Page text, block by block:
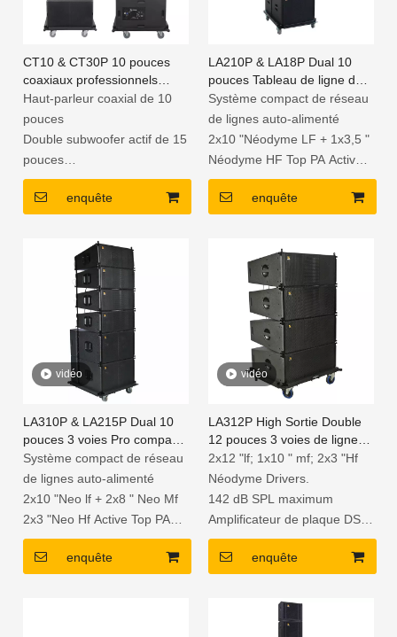
CT10 & CT30P 10 pouces
coaxiaux professionnels
auto-alimentés en ligne de
haut-parleur Système de son
pour les événements
Haut-parleur coaxial de 10
pouces
Double subwoofer actif de 15
pouces
Léger et compact
Amplificateur de plaque DSP
Contreplaqué de bouleau
russe avec peinture polyurée
enquête
LA210P & LA18P Dual 10
pouces Tableau de ligne de
ligne AP Système de haut-
parleur
Système compact de réseau
de lignes auto-alimenté
2x10 "Néodyme LF + 1x3,5 "
Néodyme HF Top PA Active
PA
1x18 "Subwoofer actif chargé
intégré avec multifonction
enquête
vidéo
LA310P & LA215P Dual 10
pouces 3 voies Pro compact
de ligne active compacte
Système compact de réseau
de lignes auto-alimenté
2x10 "Neo lf + 2x8 " Neo Mf
2x3 "Neo Hf Active Top PA
Speaker
2x15 "Subwoofer actif chargé
enquête
vidéo
LA312P High Sortie Double
12 pouces 3 voies de ligne
active
2x12 "lf; 1x10 " mf; 2x3 "Hf
Néodyme Drivers.
142 dB SPL maximum
Amplificateur de plaque DSP
de classe D à 3 voies
Tension universelle 100-240V
bouleau russe de première
enquête